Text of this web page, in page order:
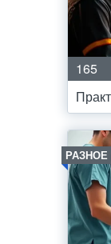
165
РАЗНОЕ